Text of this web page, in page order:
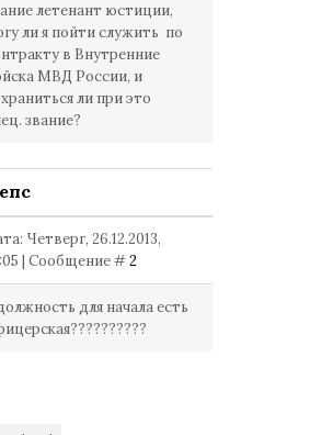
летенант юстиции,
ли я пойти служить по
в Внутренние
МВД России, и
ли при это
звание?
Четверг, 26.12.2013,
| Сообщение #2
для начала есть